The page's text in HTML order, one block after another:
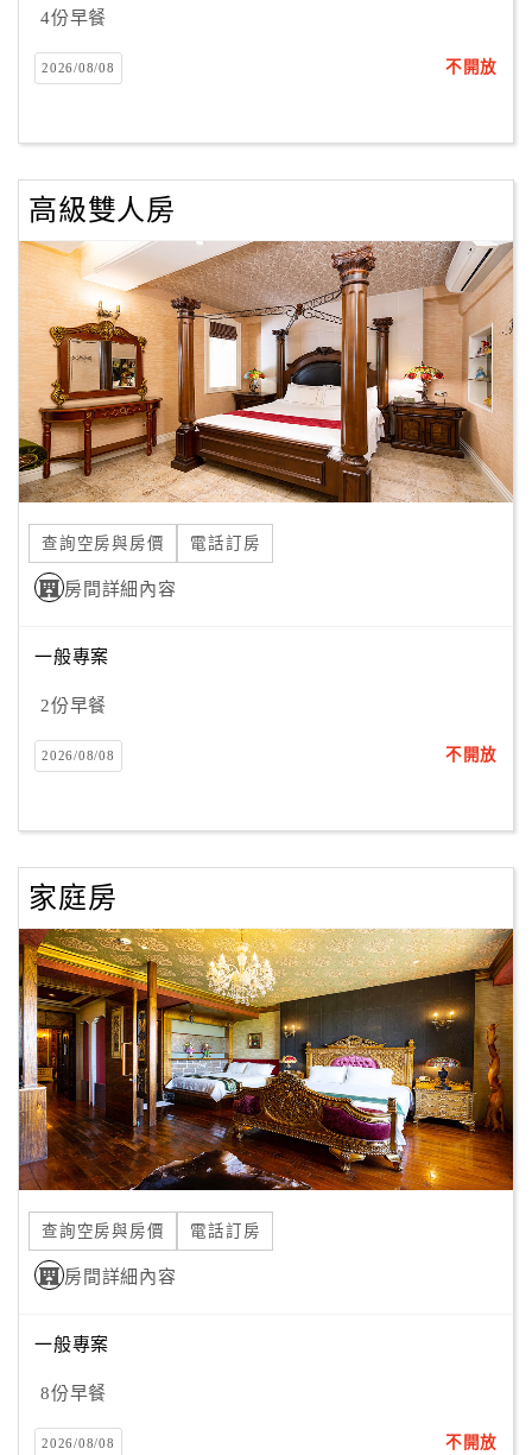
4份早餐
2026/08/08 不開放
高級雙人房
查詢空房與房價 電話訂房
房間詳細內容
一般專案
2份早餐
2026/08/08 不開放
家庭房
查詢空房與房價 電話訂房
房間詳細內容
一般專案
8份早餐
2026/08/08 不開放